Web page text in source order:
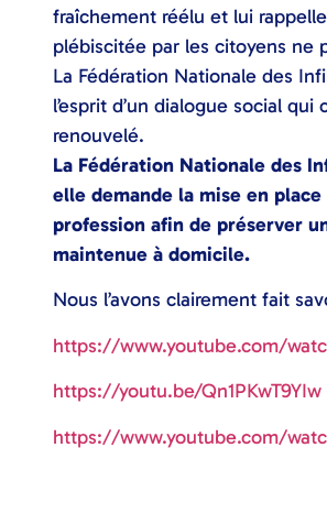
fraîchement réélu et lui
plébiscitée par les citoyens ne
La Fédération Nationale des
l’esprit d’un dialogue social
renouvelé.
La Fédération Nationale des
elle demande la mise en
profession afin de préserver
maintenue à domicile.
Nous l’avons clairement fait
https://www.youtube.com/
https://youtu.be/Qn1PKwT9YIw
https://www.youtube.com/